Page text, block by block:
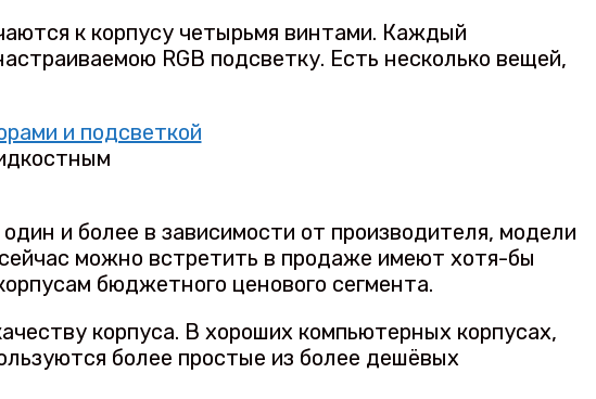
к корпусу четырьмя винтами. Каждый
RGB подсветку. Есть несколько вещей,
и более в зависимости от производителя, модели
можно встретить в продаже имеют хотя-бы
бюджетного ценового сегмента.
корпуса. В хороших компьютерных корпусах,
более простые из более дешёвых